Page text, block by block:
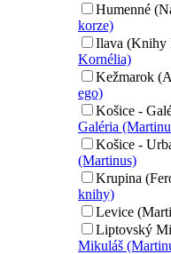
Humenné
korze)
Ilava (Knihy
Kornélia)
Kežmarok
ego)
Košice -
Galéria
Košice -
(Martinus)
Krupina
knihy)
Levice
Liptovský
Mikuláš